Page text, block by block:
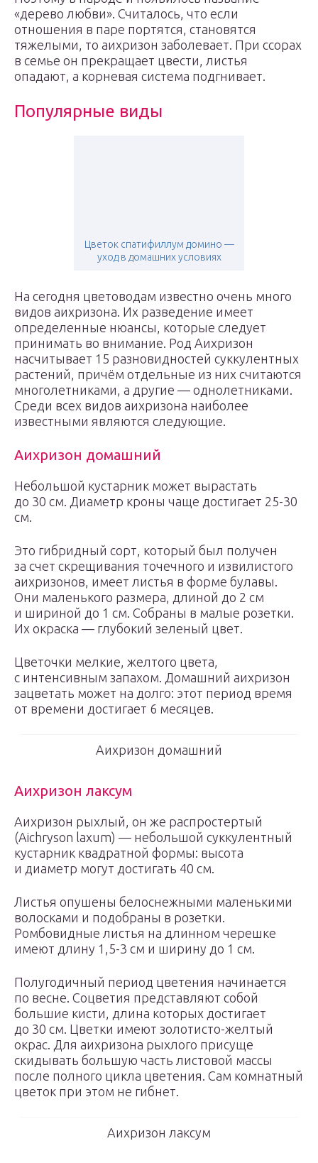
«дерево любви». Считалось, что если
отношения в паре портятся, становятся
тяжелыми, то аихризон заболевает. При ссорах
в семье он прекращает цвести, листья
опадают, а корневая система подгнивает.
Популярные виды
Цветок спатифиллум домино —
уход в домашних условиях
На сегодня цветоводам известно очень много
видов аихризона. Их разведение имеет
определенные нюансы, которые следует
принимать во внимание. Род Аихризон
насчитывает 15 разновидностей суккулентных
растений, причём отдельные из них считаются
многолетниками, а другие — однолетниками.
Среди всех видов аихризона наиболее
известными являются следующие.
Аихризон домашний
Небольшой кустарник может вырастать
до 30 см. Диаметр кроны чаще достигает 25-30
см.
Это гибридный сорт, который был получен
за счет скрещивания точечного и извилистого
аихризонов, имеет листья в форме булавы.
Они маленького размера, длиной до 2 см
и шириной до 1 см. Собраны в малые розетки.
Их окраска — глубокий зеленый цвет.
Цветочки мелкие, желтого цвета,
с интенсивным запахом. Домашний аихризон
зацветать может на долго: этот период время
от времени достигает 6 месяцев.
Аихризон домашний
Аихризон лаксум
Аихризон рыхлый, он же распростертый
(Aichryson laxum) — небольшой суккулентный
кустарник квадратной формы: высота
и диаметр могут достигать 40 см.
Листья опушены белоснежными маленькими
волосками и подобраны в розетки.
Ромбовидные листья на длинном черешке
имеют длину 1,5-3 см и ширину до 1 см.
Полугодичный период цветения начинается
по весне. Соцветия представляют собой
большие кисти, длина которых достигает
до 30 см. Цветки имеют золотисто-желтый
окрас. Для аихризона рыхлого присуще
скидывать большую часть листовой массы
после полного цикла цветения. Сам комнатный
цветок при этом не гибнет.
Аихризон лаксум